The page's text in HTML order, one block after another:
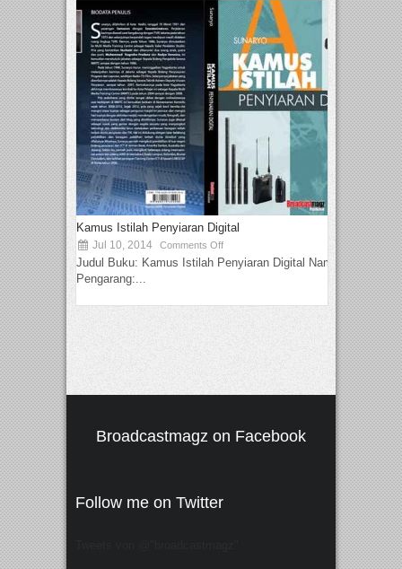
Kamus Istilah Penyiaran Digital
Jul 10, 2014 Comments Off
Judul Buku: Kamus Istilah Penyiaran Digital Nama
Pengarang:...
Broadcastmagz on Facebook
Follow me on Twitter